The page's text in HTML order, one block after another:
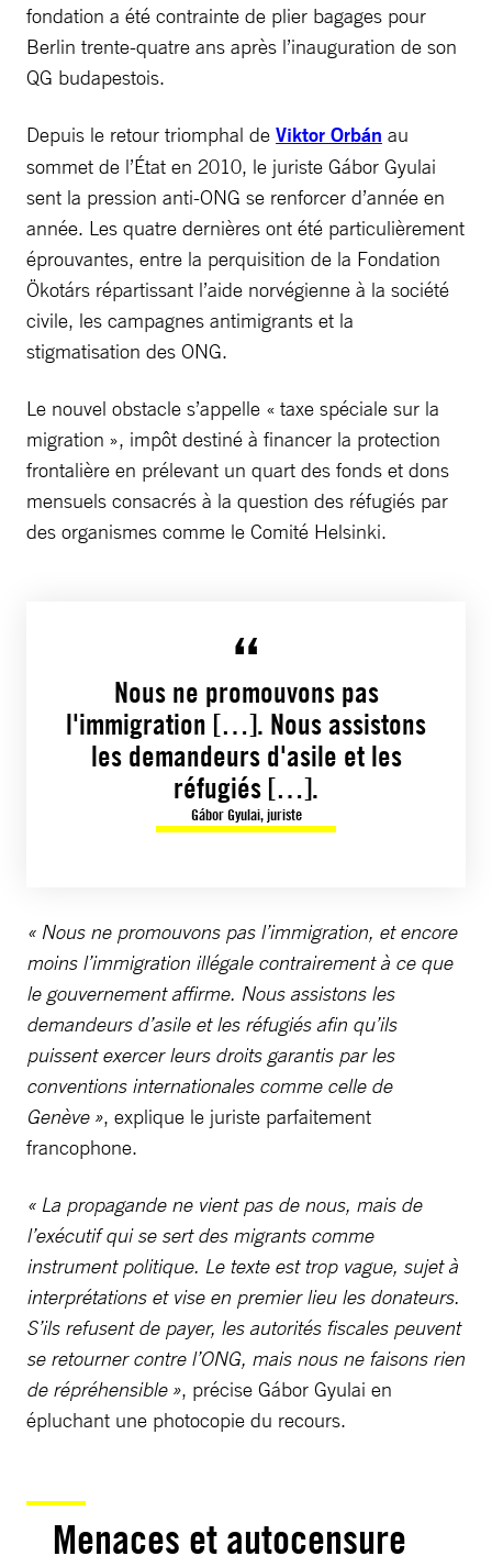
fondation a été contrainte de plier bagages pour
Berlin trente-quatre ans après l’inauguration de son
QG budapestois.
Depuis le retour triomphal de Viktor Orbán au
sommet de l’État en 2010, le juriste Gábor Gyulai
sent la pression anti-ONG se renforcer d’année en
année. Les quatre dernières ont été particulièrement
éprouvantes, entre la perquisition de la Fondation
Ökotárs répartissant l’aide norvégienne à la société
civile, les campagnes antimigrants et la
stigmatisation des ONG.
Le nouvel obstacle s’appelle « taxe spéciale sur la
migration », impôt destiné à financer la protection
frontalière en prélevant un quart des fonds et dons
mensuels consacrés à la question des réfugiés par
des organismes comme le Comité Helsinki.
Nous ne promouvons pas
l'immigration […]. Nous assistons
les demandeurs d'asile et les
réfugiés […].
Gábor Gyulai, juriste
« Nous ne promouvons pas l’immigration, et encore
moins l’immigration illégale contrairement à ce que
le gouvernement affirme. Nous assistons les
demandeurs d’asile et les réfugiés afin qu’ils
puissent exercer leurs droits garantis par les
conventions internationales comme celle de
Genève », explique le juriste parfaitement
francophone.
« La propagande ne vient pas de nous, mais de
l’exécutif qui se sert des migrants comme
instrument politique. Le texte est trop vague, sujet à
interprétations et vise en premier lieu les donateurs.
S’ils refusent de payer, les autorités fiscales peuvent
se retourner contre l’ONG, mais nous ne faisons rien
de répréhensible », précise Gábor Gyulai en
épluchant une photocopie du recours.
Menaces et autocensure